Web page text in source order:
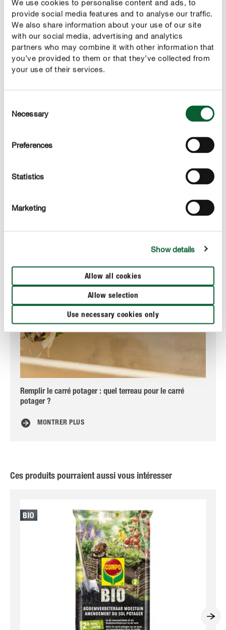
We use cookies to personalise content and ads, to
provide social media features and to analyse our traffic.
We also share information about your use of our site
with our social media, advertising and analytics
partners who may combine it with other information that
you’ve provided to them or that they’ve collected from
your use of their services.
Selection
Necessary
Preferences
Statistics
Marketing
Show details
Allow all cookies
Allow selection
Use necessary cookies only
DESCRIPTION DU PRODUIT
UTILISATION
DES QUESTIONS ? DEMANDEZ-NOUS !
Remplir le carré potager : quel terreau pour le carré
potager ?
MONTRER PLUS
Ces produits pourraient aussi vous intéresser